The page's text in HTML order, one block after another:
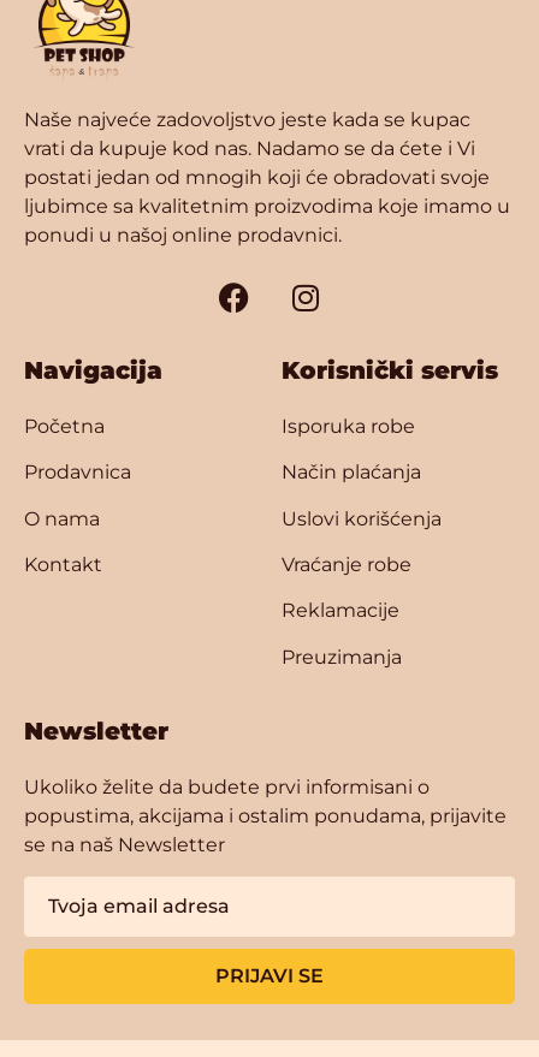
Naše najveće zadovoljstvo jeste kada se kupac
vrati da kupuje kod nas. Nadamo se da ćete i Vi
postati jedan od mnogih koji će obradovati svoje
ljubimce sa kvalitetnim proizvodima koje imamo u
ponudi u našoj online prodavnici.
Navigacija
Početna
Prodavnica
O nama
Kontakt
Korisnički servis
Isporuka robe
Način plaćanja
Uslovi korišćenja
Vraćanje robe
Reklamacije
Preuzimanja
Newsletter
Ukoliko želite da budete prvi informisani o
popustima, akcijama i ostalim ponudama, prijavite
se na naš Newsletter
PRIJAVI SE